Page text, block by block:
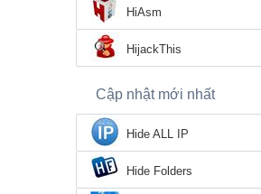
HiAsm
HijackThis
Cập nhật mới nhất
Hide ALL IP
Hide Folders